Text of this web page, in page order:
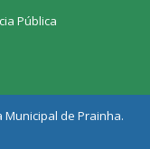
Pública
de Prainha.